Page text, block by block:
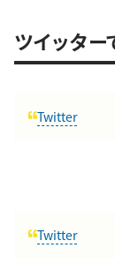
ツイッター
Twitter
Twitter